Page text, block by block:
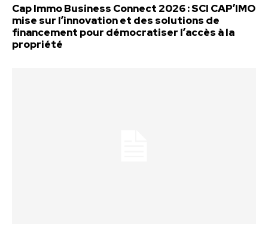
Cap Immo Business Connect 2026 : SCI CAP’IMO
mise sur l’innovation et des solutions de
financement pour démocratiser l’accès à la
propriété